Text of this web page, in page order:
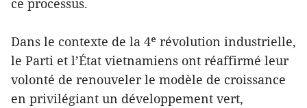
ce processus.
Dans le contexte de la 4ᵉ révolution industrielle,
le Parti et l’État vietnamiens ont réaffirmé leur
volonté de renouveler le modèle de croissance
en privilégiant un développement vert,